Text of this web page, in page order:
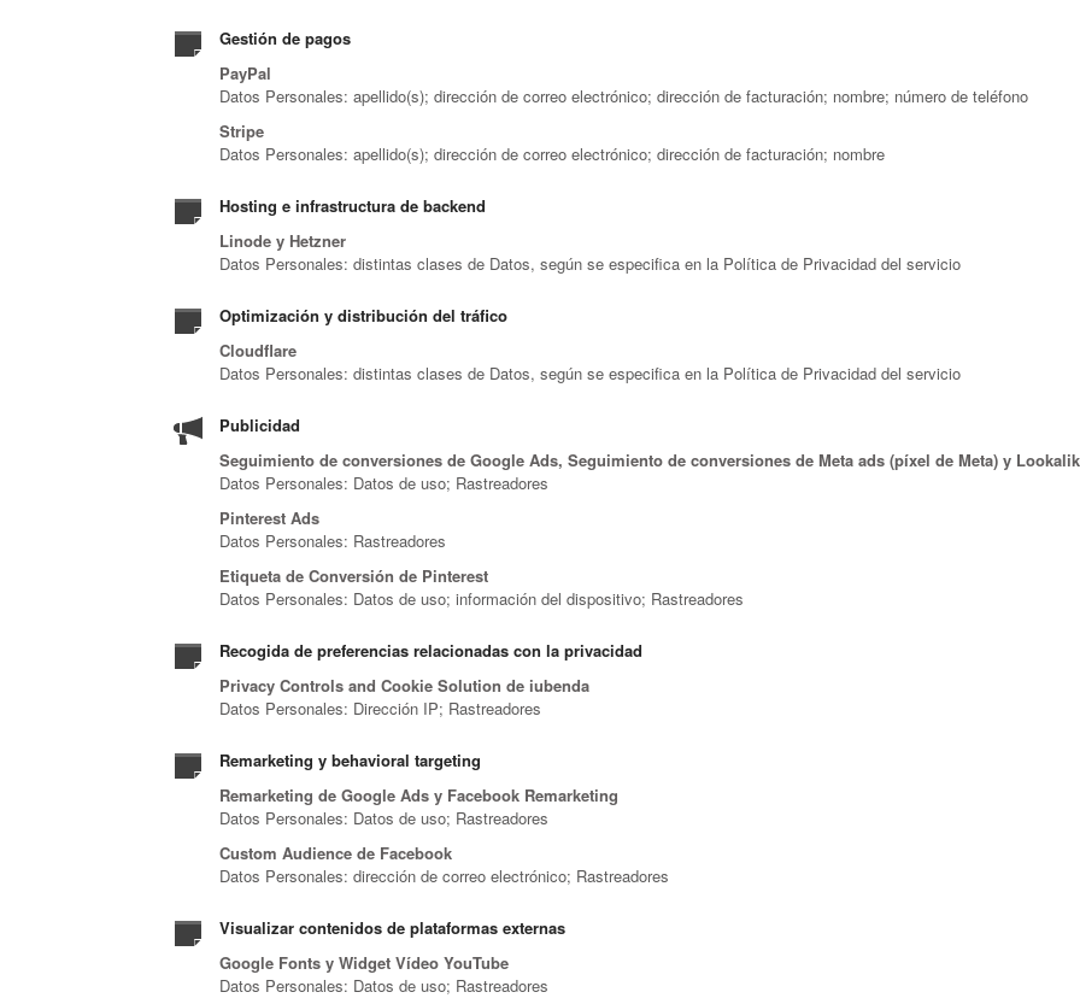
Gestión de pagos
PayPal
Datos Personales: apellido(s); dirección de correo electrónico; dirección de facturación; nombre; número de teléfono
Stripe
Datos Personales: apellido(s); dirección de correo electrónico; dirección de facturación; nombre
Hosting e infrastructura de backend
Linode y Hetzner
Datos Personales: distintas clases de Datos, según se especifica en la Política de Privacidad del servicio
Optimización y distribución del tráfico
Cloudflare
Datos Personales: distintas clases de Datos, según se especifica en la Política de Privacidad del servicio
Publicidad
Seguimiento de conversiones de Google Ads, Seguimiento de conversiones de Meta ads (píxel de Meta) y
Datos Personales: Datos de uso; Rastreadores
Pinterest Ads
Datos Personales: Rastreadores
Etiqueta de Conversión de Pinterest
Datos Personales: Datos de uso; información del dispositivo; Rastreadores
Recogida de preferencias relacionadas con la privacidad
Privacy Controls and Cookie Solution de iubenda
Datos Personales: Dirección IP; Rastreadores
Remarketing y behavioral targeting
Remarketing de Google Ads y Facebook Remarketing
Datos Personales: Datos de uso; Rastreadores
Custom Audience de Facebook
Datos Personales: dirección de correo electrónico; Rastreadores
Visualizar contenidos de plataformas externas
Google Fonts y Widget Vídeo YouTube
Datos Personales: Datos de uso; Rastreadores